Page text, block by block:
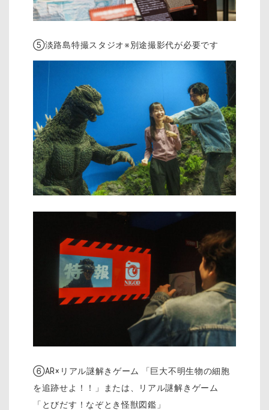
⑤淡路島特撮スタジオ※別途撮影代が必要です
⑥AR×リアル謎解きゲーム 「巨大不明生物の細胞
を追跡せよ！！」または、リアル謎解きゲーム
「とびだす！なぞとき怪獣図鑑」